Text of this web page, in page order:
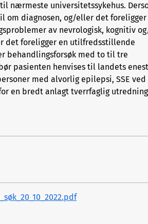
nærmeste universitetssykehus.
om diagnosen, og/eller det foreligger
av nevrologisk, kognitiv
det foreligger en utilfredsstillende
behandlingsforsøk med to til tre
pasienten henvises til landets
med alvorlig epilepsi, SSE ved
en bredt anlagt tverrfaglig